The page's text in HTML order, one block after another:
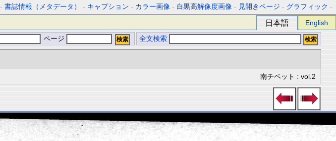
-書誌情報（メタデータ） - キャプション - カラー画像 - 白黒高解像度画像 - 見開きページ - グラフィック -
日本語 English
ページ 全文検索
南チベット : vol.2